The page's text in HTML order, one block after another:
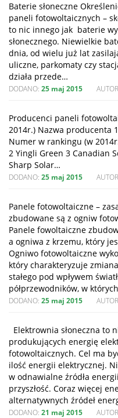
Baterie słoneczne
paneli fotowoltaicznych –
to nic innego jak baterie
słonecznego. Niewielkie
dnia, od wielu już lat
uliczne, parkomaty czy
działa przede…
DODANO: 25 maj 2015
Producenci paneli
2014r.) Nazwa producenta
Numer w rankingu (w
2 Yingli Green 3 Canadian
Sharp Solar…
DODANO: 25 maj 2015
Panele fotowoltaiczne –
zbudowane są z ogniw
Panele fowoltaiczne
a ogniwa z krzemu, który
Ogniwo fotowoltaiczne
który charakteryzuje
stałego pod wpływem
półprzewodników, w
DODANO: 25 maj 2015
Elektrownia słoneczna to
produkujących energię
fotowoltaicznych. Cel ma
ilość energii elektrycznej.
w odnawialne źródła
przyszłość. Coraz więcej
alternatywnych źródeł
DODANO: 21 maj 2015